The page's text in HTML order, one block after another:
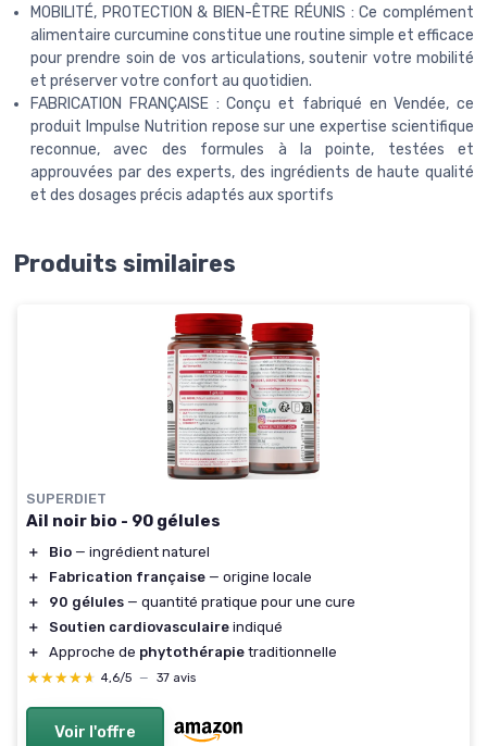
MOBILITÉ, PROTECTION & BIEN-ÊTRE RÉUNIS : Ce complément
alimentaire curcumine constitue une routine simple et efficace
pour prendre soin de vos articulations, soutenir votre mobilité
et préserver votre confort au quotidien.
FABRICATION FRANÇAISE : Conçu et fabriqué en Vendée, ce
produit Impulse Nutrition repose sur une expertise scientifique
reconnue, avec des formules à la pointe, testées et
approuvées par des experts, des ingrédients de haute qualité
et des dosages précis adaptés aux sportifs
Produits similaires
SUPERDIET
Ail noir bio - 90 gélules
＋ Bio — ingrédient naturel
＋
Fabrication française — origine locale
＋
90 gélules — quantité pratique pour une cure
＋
Soutien cardiovasculaire indiqué
＋
Approche de phytothérapie traditionnelle
★★★★★
★★★★★ 4,6/5 — 37 avis
Voir l'offre